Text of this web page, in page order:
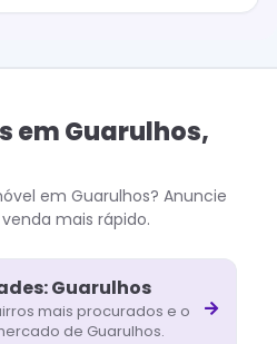
emGuarulhos,
em Guarulhos? Anuncie
mais rápido.
Guarulhos
mais procurados e o
de Guarulhos.